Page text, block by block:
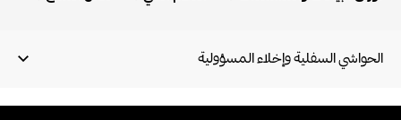
الحواشي السفلية وإخلاء المسؤولية